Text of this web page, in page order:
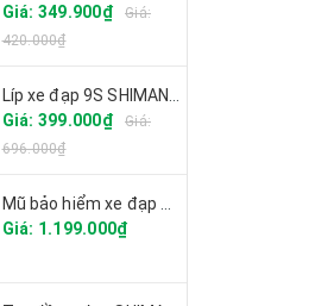
Giá: 349.900₫
Giá:
420.000₫
Giá: 399.000₫
Giá:
696.000₫
Giá: 1.199.000₫